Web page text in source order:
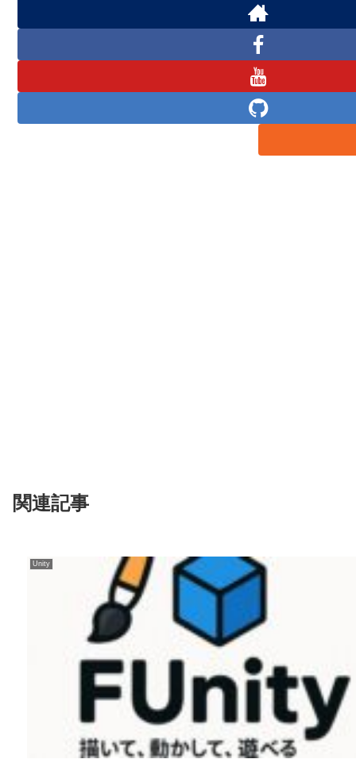
関連記事
Unity